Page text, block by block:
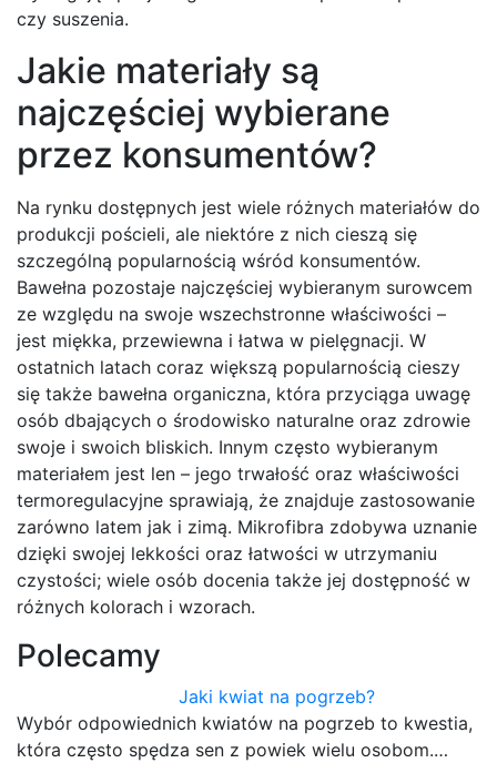
czy suszenia.
Jakie materiały są
najczęściej wybierane
przez konsumentów?
Na rynku dostępnych jest wiele różnych materiałów do
produkcji pościeli, ale niektóre z nich cieszą się
szczególną popularnością wśród konsumentów.
Bawełna pozostaje najczęściej wybieranym surowcem
ze względu na swoje wszechstronne właściwości –
jest miękka, przewiewna i łatwa w pielęgnacji. W
ostatnich latach coraz większą popularnością cieszy
się także bawełna organiczna, która przyciąga uwagę
osób dbających o środowisko naturalne oraz zdrowie
swoje i swoich bliskich. Innym często wybieranym
materiałem jest len – jego trwałość oraz właściwości
termoregulacyjne sprawiają, że znajduje zastosowanie
zarówno latem jak i zimą. Mikrofibra zdobywa uznanie
dzięki swojej lekkości oraz łatwości w utrzymaniu
czystości; wiele osób docenia także jej dostępność w
różnych kolorach i wzorach.
Polecamy
Jaki kwiat na pogrzeb?
Wybór odpowiednich kwiatów na pogrzeb to kwestia,
która często spędza sen z powiek wielu osobom.…